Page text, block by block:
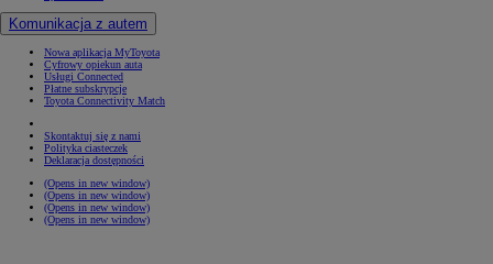
Komunikacja z autem
Nowa aplikacja MyToyota
Cyfrowy opiekun auta
Usługi Connected
Płatne subskrypcje
Toyota Connectivity Match
Skontaktuj się z nami
Polityka ciasteczek
Deklaracja dostępności
(Opens in new window)
(Opens in new window)
(Opens in new window)
(Opens in new window)